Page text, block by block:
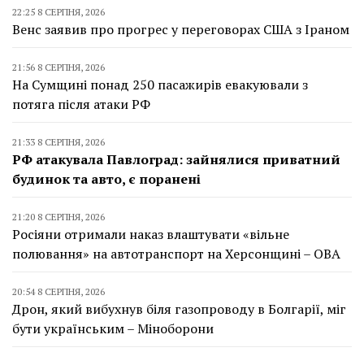
22:25 8 СЕРПНЯ, 2026
Венс заявив про прогрес у переговорах США з Іраном
21:56 8 СЕРПНЯ, 2026
На Сумщині понад 250 пасажирів евакуювали з
потяга після атаки РФ
21:33 8 СЕРПНЯ, 2026
РФ атакувала Павлоград: зайнялися приватний
будинок та авто, є поранені
21:20 8 СЕРПНЯ, 2026
Росіяни отримали наказ влаштувати «вільне
полювання» на автотранспорт на Херсонщині – ОВА
20:54 8 СЕРПНЯ, 2026
Дрон, який вибухнув біля газопроводу в Болгарії, міг
бути українським – Міноборони